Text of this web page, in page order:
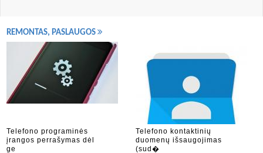
REMONTAS, PASLAUGOS
Telefono programinės
įrangos perrašymas dėl
ge
Telefono kontaktinių
duomenų išsaugojimas
(sud�